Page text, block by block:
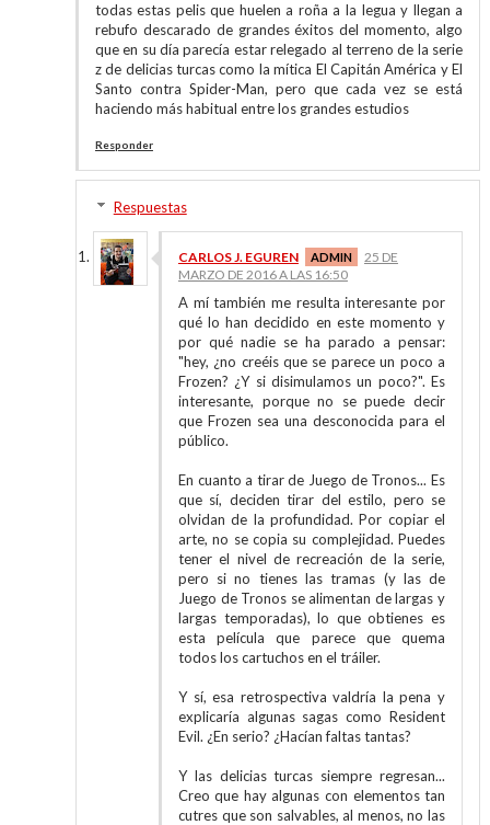
todas estas pelis que huelen a roña a la legua y llegan a
rebufo descarado de grandes éxitos del momento, algo
que en su día parecía estar relegado al terreno de la serie
z de delicias turcas como la mítica El Capitán América y El
Santo contra Spider-Man, pero que cada vez se está
haciendo más habitual entre los grandes estudios
Responder
Respuestas
CARLOS J. EGUREN
25 DE
MARZO DE 2016 A LAS 16:50
A mí también me resulta interesante por
qué lo han decidido en este momento y
por qué nadie se ha parado a pensar:
"hey, ¿no creéis que se parece un poco a
Frozen? ¿Y si disimulamos un poco?". Es
interesante, porque no se puede decir
que Frozen sea una desconocida para el
público.
En cuanto a tirar de Juego de Tronos... Es
que sí, deciden tirar del estilo, pero se
olvidan de la profundidad. Por copiar el
arte, no se copia su complejidad. Puedes
tener el nivel de recreación de la serie,
pero si no tienes las tramas (y las de
Juego de Tronos se alimentan de largas y
largas temporadas), lo que obtienes es
esta película que parece que quema
todos los cartuchos en el tráiler.
Y sí, esa retrospectiva valdría la pena y
explicaría algunas sagas como Resident
Evil. ¿En serio? ¿Hacían faltas tantas?
Y las delicias turcas siempre regresan...
Creo que hay algunas con elementos tan
cutres que son salvables, al menos, no las